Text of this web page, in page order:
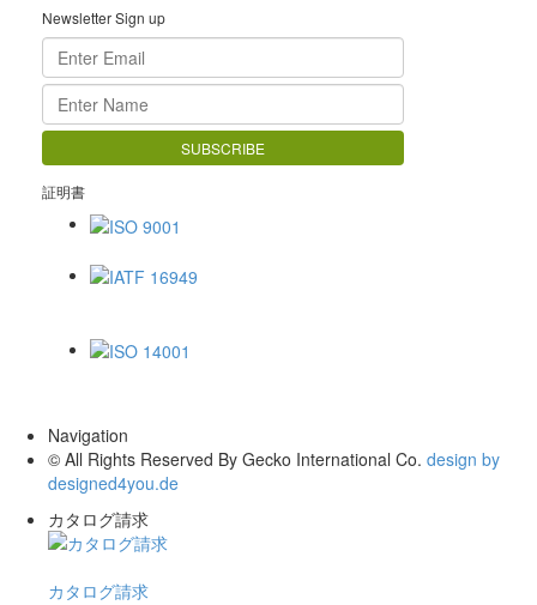
Newsletter Sign up
証明書
Navigation
© All Rights Reserved By Gecko International Co. design by
designed4you.de
カタログ請求
カタログ請求